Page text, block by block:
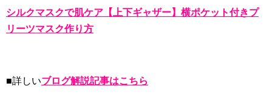
シルクマスクで肌ケア【上下ギャザー】横ポケット付きプ
リーツマスク作り方
■詳しいブログ解説記事はこちら